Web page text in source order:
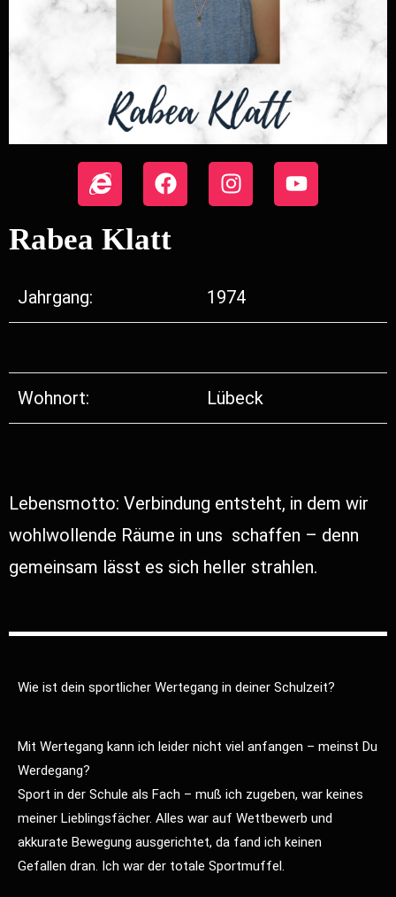
Rabea Klatt
Jahrgang: 1974
Wohnort: Lübeck
Lebensmotto: Verbindung entsteht, in dem wir
wohlwollende Räume in uns schaffen – denn
gemeinsam lässt es sich heller strahlen.
Wie ist dein sportlicher Wertegang in deiner Schulzeit?
Mit Wertegang kann ich leider nicht viel anfangen – meinst Du
Werdegang?
Sport in der Schule als Fach – muß ich zugeben, war keines
meiner Lieblingsfächer. Alles war auf Wettbewerb und
akkurate Bewegung ausgerichtet, da fand ich keinen
Gefallen dran. Ich war der totale Sportmuffel.